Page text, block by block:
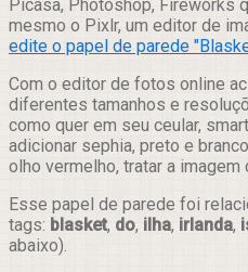
Picasa, Photoshop, Fireworks
mesmo o Pixlr, um editor de
edite o papel de parede
Com o editor de fotos online
diferentes tamanhos e
como quer em seu ceular,
adicionar sephia, preto e
olho vermelho, tratar a imagem
Esse papel de parede foi
tags: blasket, do, ilha, irlanda,
abaixo).